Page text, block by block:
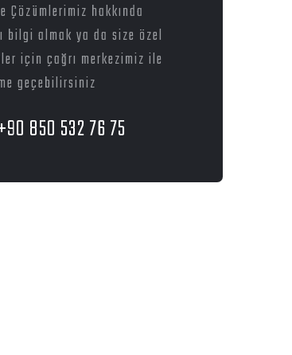
Çözümlerimiz hakkında
bilgi almak ya da size özel
için çağrı merkezimiz ile
geçebilirsiniz
850 532 76 75